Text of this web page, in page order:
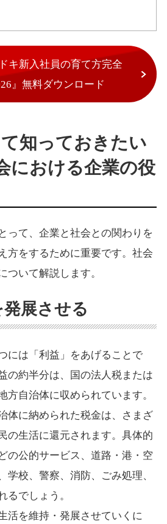
キ新入社員の育て方完全
』無料ダウンロード
知っておきたい
における企業の役
って、企業と社会との関わりを
方をするために重要です。社会
ついて解説します。
展させる
には「利益」をあげることで
の約半分は、国の法人税または
方自治体に収められています。
体に納められた税金は、さまざ
の生活に還元されます。具体的
の公的サービス、道路・港・空
学校、警察、消防、ごみ処理、
るでしょう。
活を維持・発展させていくに